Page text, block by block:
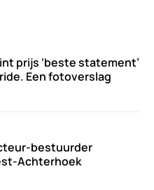
prijs ‘beste statement’
Een fotoverslag
bestuurder
Achterhoek